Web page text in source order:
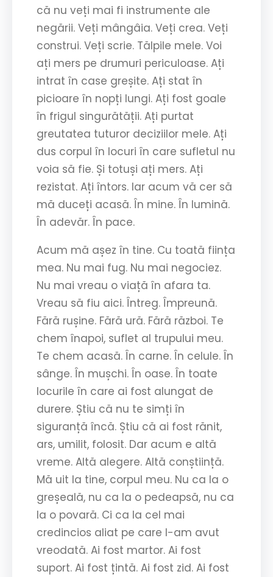
că nu veți mai fi instrumente ale
negării. Veți mângâia. Veți crea. Veți
construi. Veți scrie. Tălpile mele. Voi
ați mers pe drumuri periculoase. Ați
intrat în case greșite. Ați stat în
picioare în nopți lungi. Ați fost goale
în frigul singurătății. Ați purtat
greutatea tuturor deciziilor mele. Ați
dus corpul în locuri în care sufletul nu
voia să fie. Și totuși ați mers. Ați
rezistat. Ați întors. Iar acum vă cer să
mă duceți acasă. În mine. În lumină.
În adevăr. În pace.
Acum mă așez în tine. Cu toată ființa
mea. Nu mai fug. Nu mai negociez.
Nu mai vreau o viață în afara ta.
Vreau să fiu aici. Întreg. Împreună.
Fără rușine. Fără ură. Fără război. Te
chem înapoi, suflet al trupului meu.
Te chem acasă. În carne. În celule. În
sânge. În mușchi. În oase. În toate
locurile în care ai fost alungat de
durere. Știu că nu te simți în
siguranță încă. Știu că ai fost rănit,
ars, umilit, folosit. Dar acum e altă
vreme. Altă alegere. Altă conștiință.
Mă uit la tine, corpul meu. Nu ca la o
greșeală, nu ca la o pedeapsă, nu ca
la o povară. Ci ca la cel mai
credincios aliat pe care l-am avut
vreodată. Ai fost martor. Ai fost
suport. Ai fost țintă. Ai fost zid. Ai fost